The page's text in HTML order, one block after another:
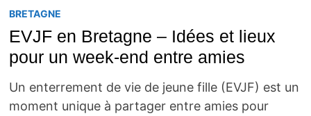
BRETAGNE
EVJF en Bretagne – Idées et lieux
pour un week-end entre amies
Un enterrement de vie de jeune fille (EVJF) est un
moment unique à partager entre amies pour